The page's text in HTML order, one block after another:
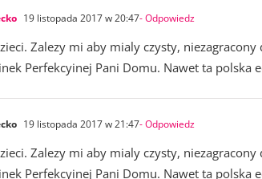
19 listopada 2017 w 20:47- Odpowiedz
Zalezy mi aby mialy czysty,
Perfekcyinej Pani Domu. Nawet ta polska
19 listopada 2017 w 21:47- Odpowiedz
Zalezy mi aby mialy czysty,
Perfekcyinej Pani Domu. Nawet ta polska